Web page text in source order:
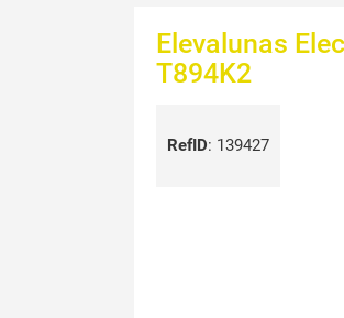
Elevalunas
T894K2
RefID: 139427